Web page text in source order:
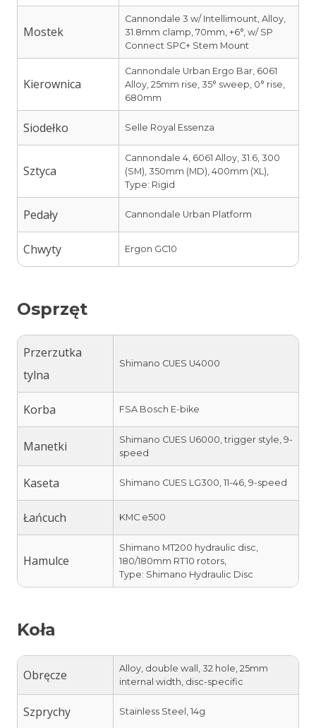
Mostek
Cannondale 3 w/ Intellimount, Alloy,
31.8mm clamp, 70mm, +6°, w/ SP
Connect SPC+ Stem Mount
Kierownica
Cannondale Urban Ergo Bar, 6061
Alloy, 25mm rise, 35° sweep, 0° rise,
680mm
Siodełko Selle Royal Essenza
Sztyca
Cannondale 4, 6061 Alloy, 31.6, 300
(SM), 350mm (MD), 400mm (XL),
Type: Rigid
Pedały Cannondale Urban Platform
Chwyty Ergon GC10
Osprzęt
Przerzutka
tylna
Shimano CUES U4000
Korba FSA Bosch E-bike
Manetki
Shimano CUES U6000, trigger style, 9-
speed
Kaseta Shimano CUES LG300, 11-46, 9-speed
Łańcuch KMC e500
Hamulce
Shimano MT200 hydraulic disc,
180/180mm RT10 rotors,
Type: Shimano Hydraulic Disc
Koła
Obręcze
Alloy, double wall, 32 hole, 25mm
internal width, disc-specific
Szprychy Stainless Steel, 14g